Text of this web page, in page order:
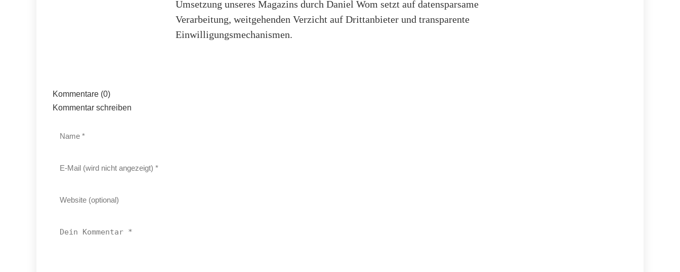
Umsetzung unseres Magazins durch Daniel Wom setzt auf datensparsame
Verarbeitung, weitgehenden Verzicht auf Drittanbieter und transparente
Einwilligungsmechanismen.
Kommentare (0)
Kommentar schreiben